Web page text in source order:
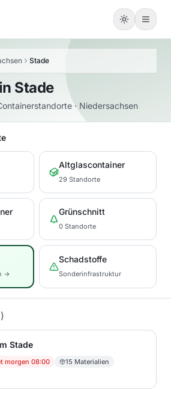
Stade
Stade
· Niedersachsen
Altglascontainer
29 Standorte
Grünschnitt
0 Standorte
→
Schadstoffe
Sonderinfrastruktur
)
Stade
morgen 08:00 15 Materialien